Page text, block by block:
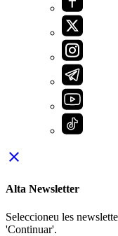
close
Alta Newsletter
Seleccioneu les
'Continuar'.